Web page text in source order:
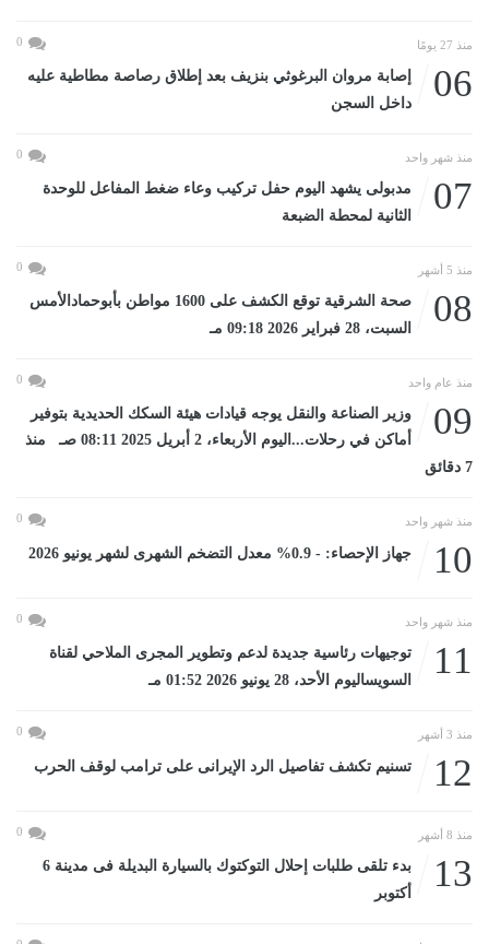
منذ 27 يومًا 0
06
إصابة مروان البرغوثي بنزيف بعد إطلاق رصاصة مطاطية عليه
داخل السجن
منذ شهر واحد 0
07
مدبولى يشهد اليوم حفل تركيب وعاء ضغط المفاعل للوحدة
الثانية لمحطة الضبعة
منذ 5 أشهر 0
08
صحة الشرقية توقع الكشف على 1600 مواطن بأبوحمادالأمس
السبت، 28 فبراير 2026 09:18 مـ
منذ عام واحد 0
09
وزير الصناعة والنقل يوجه قيادات هيئة السكك الحديدية بتوفير
أماكن في رحلات...اليوم الأربعاء، 2 أبريل 2025 08:11 صـ منذ
7 دقائق
منذ شهر واحد 0
10 جهاز الإحصاء: - 0.9% معدل التضخم الشهرى لشهر يونيو 2026
منذ شهر واحد 0
11
توجيهات رئاسية جديدة لدعم وتطوير المجرى الملاحي لقناة
السويساليوم الأحد، 28 يونيو 2026 01:52 مـ
منذ 3 أشهر 0
12 تسنيم تكشف تفاصيل الرد الإيرانى على ترامب لوقف الحرب
منذ 8 أشهر 0
13
بدء تلقى طلبات إحلال التوكتوك بالسيارة البديلة فى مدينة 6
أكتوبر